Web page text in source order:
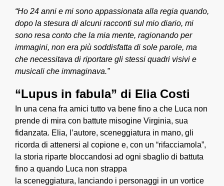
“Ho 24 anni e mi sono appassionata alla regia quando,
dopo la stesura di alcuni racconti sul mio diario, mi
sono resa conto che la mia mente, ragionando per
immagini, non era più soddisfatta di sole parole, ma
che necessitava di riportare gli stessi quadri visivi e
musicali che immaginava.”
“Lupus in fabula” di Elia Costi
In una cena fra amici tutto va bene fino a che Luca non
prende di mira con battute misogine Virginia, sua
fidanzata. Elia, l’autore, sceneggiatura in mano, gli
ricorda di attenersi al copione e, con un “rifacciamola”,
la storia riparte bloccandosi ad ogni sbaglio di battuta
fino a quando Luca non strappa
la sceneggiatura, lanciando i personaggi in un vortice